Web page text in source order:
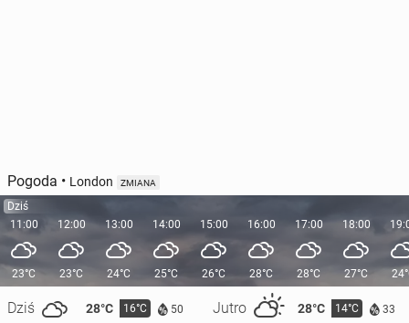
Pogoda • London ZMIANA
Dziś
11:00
23°C
Dziś 28°C 16°C 50 Jutro 28°C 14°C 33
12:00
23°C
13:00
24°C
14:00
25°C
15:00
26°C
16:00
28°C
17:00
28°C
18:00
27°C